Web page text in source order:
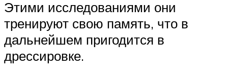
Этими исследованиями они
тренируют свою память, что в
дальнейшем пригодится в
дрессировке.